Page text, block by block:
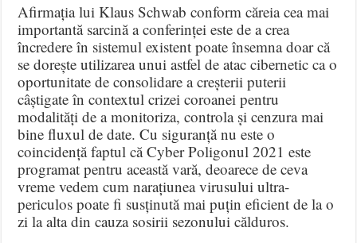
Afirmația lui Klaus Schwab conform căreia cea mai
importantă sarcină a conferinței este de a crea
încredere în sistemul existent poate însemna doar că
se dorește utilizarea unui astfel de atac cibernetic ca o
oportunitate de consolidare a creșterii puterii
câștigate în contextul crizei coroanei pentru
modalități de a monitoriza, controla și cenzura mai
bine fluxul de date. Cu siguranță nu este o
coincidență faptul că Cyber ​​Poligonul 2021 este
programat pentru această vară, deoarece de ceva
vreme vedem cum narațiunea virusului ultra-
periculos poate fi susținută mai puțin eficient de la o
zi la alta din cauza sosirii sezonului călduros.